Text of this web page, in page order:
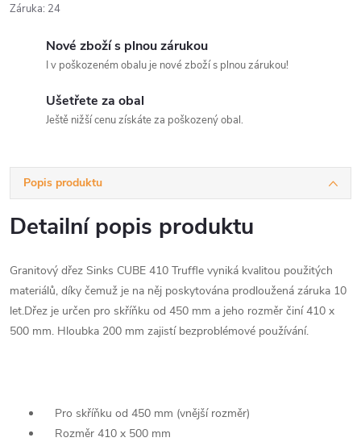
Záruka: 24
Nové zboží s plnou zárukou
I v poškozeném obalu je nové zboží s plnou zárukou!
Ušetřete za obal
Ještě nižší cenu získáte za poškozený obal.
Popis produktu
Detailní popis produktu
Granitový dřez Sinks CUBE 410 Truffle vyniká kvalitou použitých
materiálů, díky čemuž je na něj poskytována prodloužená záruka 10
let.Dřez je určen pro skříňku od 450 mm a jeho rozměr činí 410 x
500 mm. Hloubka 200 mm zajistí bezproblémové používání.
Pro skříňku od 450 mm (vnější rozměr)
Rozměr 410 x 500 mm